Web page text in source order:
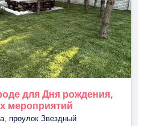
для Дня рождения,
мероприятий
проулок Звездный